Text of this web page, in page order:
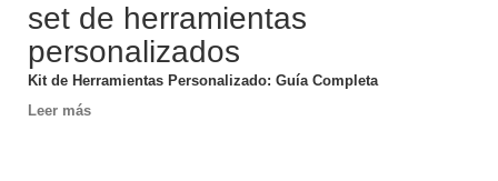
set de herramientas
personalizados
Kit de Herramientas Personalizado: Guía Completa
Leer más